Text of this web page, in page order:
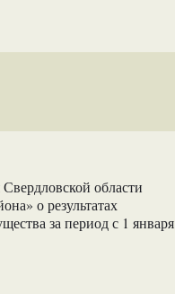
области
о результатах
за период с 1 января